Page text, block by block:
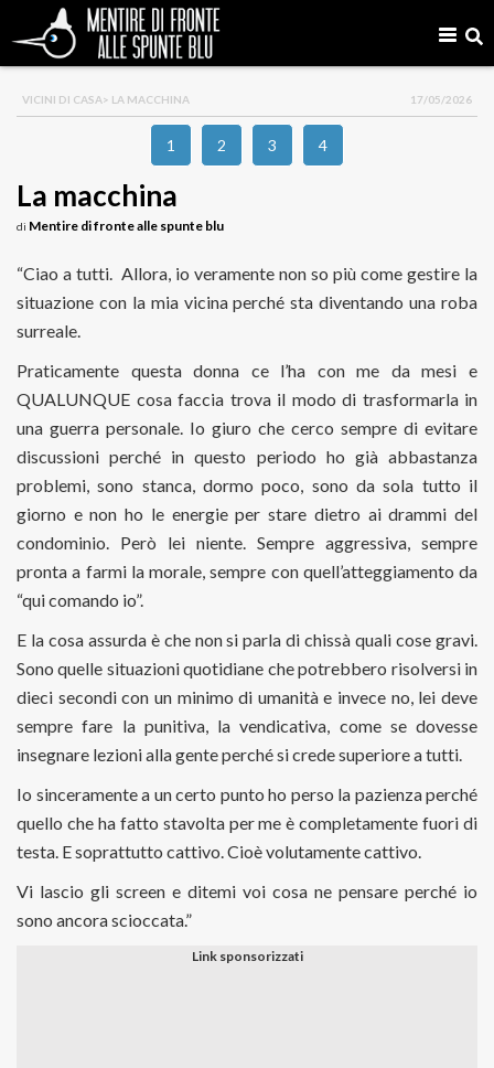
VICINI DI CASA> LA MACCHINA 17/05/2026
1 2 3 4
La macchina
di Mentire di fronte alle spunte blu
“Ciao a tutti. Allora, io veramente non so più come gestire la
situazione con la mia vicina perché sta diventando una roba
surreale.
Praticamente questa donna ce l’ha con me da mesi e
QUALUNQUE cosa faccia trova il modo di trasformarla in
una guerra personale. Io giuro che cerco sempre di evitare
discussioni perché in questo periodo ho già abbastanza
problemi, sono stanca, dormo poco, sono da sola tutto il
giorno e non ho le energie per stare dietro ai drammi del
condominio. Però lei niente. Sempre aggressiva, sempre
pronta a farmi la morale, sempre con quell’atteggiamento da
“qui comando io”.
E la cosa assurda è che non si parla di chissà quali cose gravi.
Sono quelle situazioni quotidiane che potrebbero risolversi in
dieci secondi con un minimo di umanità e invece no, lei deve
sempre fare la punitiva, la vendicativa, come se dovesse
insegnare lezioni alla gente perché si crede superiore a tutti.
Io sinceramente a un certo punto ho perso la pazienza perché
quello che ha fatto stavolta per me è completamente fuori di
testa. E soprattutto cattivo. Cioè volutamente cattivo.
Vi lascio gli screen e ditemi voi cosa ne pensare perché io
sono ancora scioccata.”